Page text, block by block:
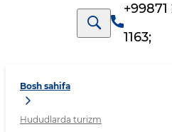
1163;
Bosh sahifa
Hududlarda turizm